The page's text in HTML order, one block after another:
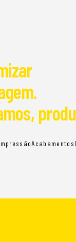
Acabamentos